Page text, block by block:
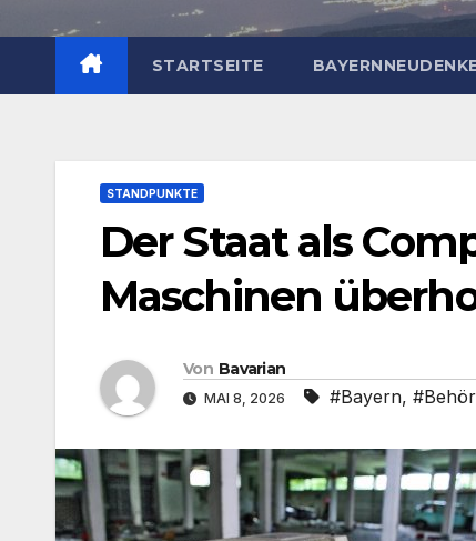
STARTSEITE
STANDPUNKTE
Der Staat als
Maschinen
Von Bavarian
MAI 8, 2026 #Bayern,